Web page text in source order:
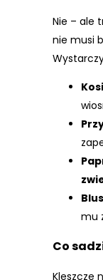
Nie – ale
nie musi
mu
Co
Kleszcze